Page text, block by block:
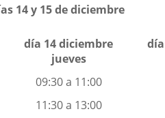
14 y 15 de diciembre
día 14 diciembre
jueves
09:30 a 11:00
11:30 a 13:00